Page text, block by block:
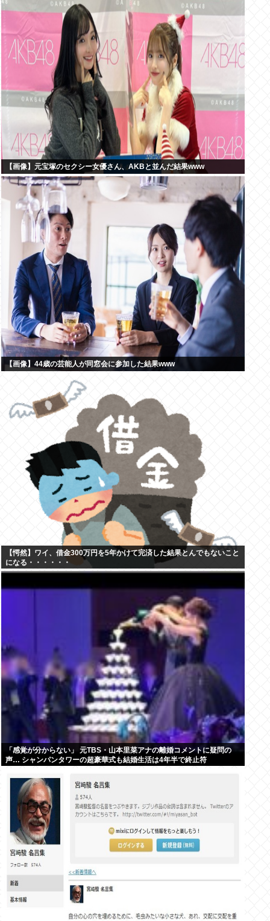
【画像】元宝塚のセクシー女優さん、AKBと並んだ結果www
【画像】44歳の芸能人が同窓会に参加した結果www
【愕然】ワイ、借金300万円を5年かけて完済した結果とんでもないこと
になる・・・・・・
「感覚が分からない」 元TBS・山本里菜アナの離婚コメントに疑問の
声… シャンパンタワーの超豪華式も結婚生活は4年半で終止符